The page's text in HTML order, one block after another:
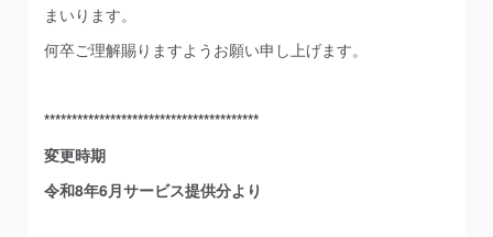
まいります。
何卒ご理解賜りますようお願い申し上げます。
***************************************
変更時期
令和8年6月サービス提供分より